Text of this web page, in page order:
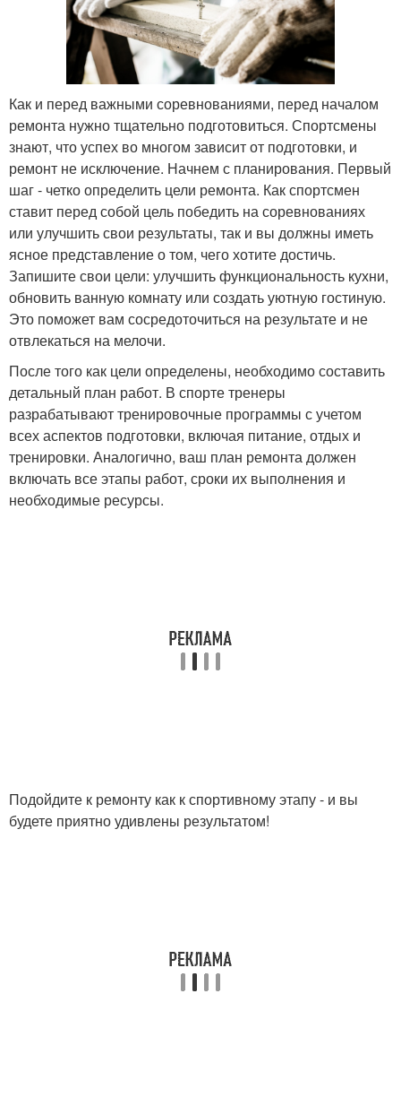
Как и перед важными соревнованиями, перед началом
ремонта нужно тщательно подготовиться. Спортсмены
знают, что успех во многом зависит от подготовки, и
ремонт не исключение. Начнем с планирования. Первый
шаг - четко определить цели ремонта. Как спортсмен
ставит перед собой цель победить на соревнованиях
или улучшить свои результаты, так и вы должны иметь
ясное представление о том, чего хотите достичь.
Запишите свои цели: улучшить функциональность кухни,
обновить ванную комнату или создать уютную гостиную.
Это поможет вам сосредоточиться на результате и не
отвлекаться на мелочи.
После того как цели определены, необходимо составить
детальный план работ. В спорте тренеры
разрабатывают тренировочные программы с учетом
всех аспектов подготовки, включая питание, отдых и
тренировки. Аналогично, ваш план ремонта должен
включать все этапы работ, сроки их выполнения и
необходимые ресурсы.
Подойдите к ремонту как к спортивному этапу - и вы
будете приятно удивлены результатом!